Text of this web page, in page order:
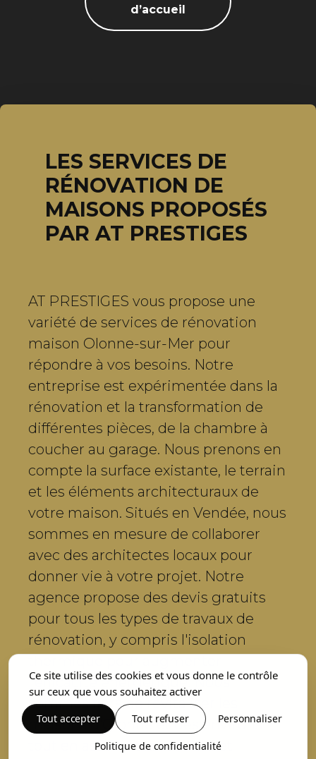
d’accueil
LES SERVICES DE
RÉNOVATION DE
MAISONS PROPOSÉS
PAR AT PRESTIGES
AT PRESTIGES vous propose une
variété de services de rénovation
maison Olonne-sur-Mer pour
répondre à vos besoins. Notre
entreprise est expérimentée dans la
rénovation et la transformation de
différentes pièces, de la chambre à
coucher au garage. Nous prenons en
compte la surface existante, le terrain
et les éléments architecturaux de
votre maison. Situés en Vendée, nous
sommes en mesure de collaborer
avec des architectes locaux pour
donner vie à votre projet. Notre
agence propose des devis gratuits
pour tous les types de travaux de
rénovation, y compris l'isolation
l'efficacité énergétique. Nous
sommes fiers de revitaliser les
maisons d'Olonne et des environs
tout en assurant la sécurité et
Ce site utilise des cookies et vous donne le contrôle
sur ceux que vous souhaitez activer
Tout accepter Tout refuser Personnaliser
Politique de confidentialité